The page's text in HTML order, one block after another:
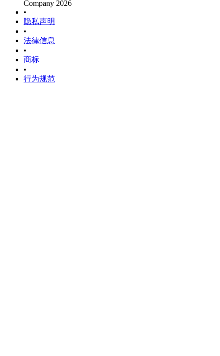
Company 2026
•
隐私声明
•
法律信息
•
商标
•
行为规范